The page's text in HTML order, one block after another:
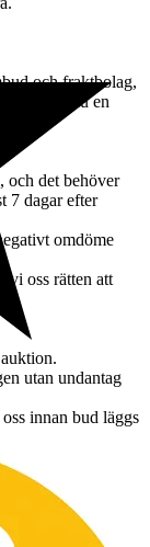
och fraktbolag,
ännu en
och det behöver
7 dagar efter
omdöme
vi oss rätten att
utan undantag
innan bud läggs
med spårbar frakt
vi oss